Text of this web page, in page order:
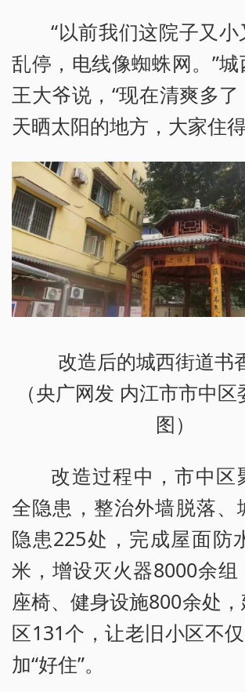
“以前我们这院子又
乱停，电线像蜘蛛网。”
王大爷说，“现在清爽多
天晒太阳的地方，大家住
改造后的城西街道书
（央广网发 内江市市中
图）
改造过程中，市中区
全隐患，整治外墙脱落、
隐患225处，完成屋面防
米，增设灭火器8000余组
座椅、健身设施800余处
区131个，让老旧小区不
加“好住”。